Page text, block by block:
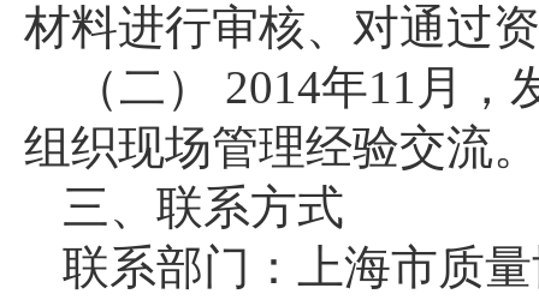
材料进行审核、对通过
（二）
2014年11 月，
组织现场管理经验交流。
三、联系方式
联系部门：上海市质